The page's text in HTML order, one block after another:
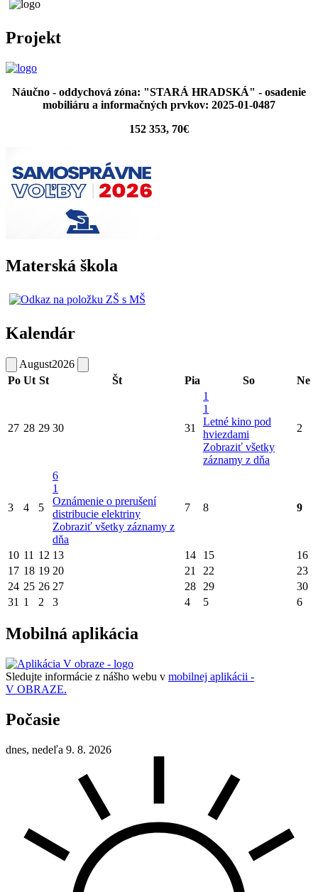
Projekt
Náučno - oddychová zóna: "STARÁ HRADSKÁ" - osadenie
mobiliáru a informačných prvkov: 2025-01-0487
152 353, 70€
Materská škola
Kalendár
August2026
Po Ut St Št Pia So Ne
27 28 29 30 31
1
1
Letné kino pod
hviezdami
Zobraziť všetky
záznamy z dňa
2
3 4 5
6
1
Oznámenie o prerušení
distribucie elektriny
Zobraziť všetky záznamy z
dňa
7 8 9
10 11 12 13 14 15
16
17 18 19 20 21 22
23
24 25 26 27 28 29
30
31 1 2 3 4 5 6
Mobilná aplikácia
Sledujte informácie z nášho webu v mobilnej aplikácii -
V OBRAZE.
Počasie
dnes, nedeľa 9. 8. 2026